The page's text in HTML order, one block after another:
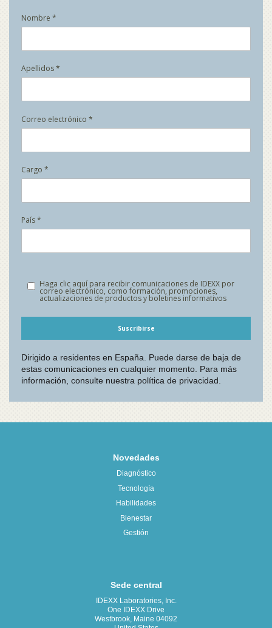
Novedades
Diagnóstico
Tecnología
Habilidades
Bienestar
Gestión
Sede central
IDEXX Laboratories, Inc.
One IDEXX Drive
Westbrook, Maine 04092